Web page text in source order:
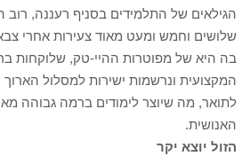
הגילאים של התלמידים בסניף רעננה, רוב
שלושים וחמש ומעט מאוד צעירות אחרי
בה היא של מפוטרות ההיי-טק, שלוקחות
המקצועית ונרשמות ישירות למסלול
לתואר, מה שיוצר לימודים ברמה גבוהה
האנושית.
הזול יוצא יקר